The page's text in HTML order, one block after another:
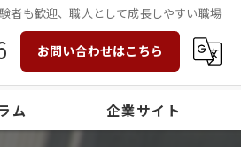
者も歓迎、職人として成長しやすい職場
お問い合わせはこちら
ム 企業サイト